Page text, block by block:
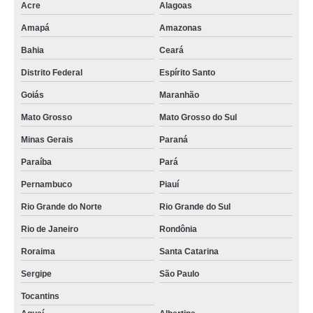
rastreador de carro portatil preço Piedade
rastreador para carro e moto São Gonçalo do Amarante
quanto custa rastreador para colocar em carro Elói Mendes
quanto custa rastreador via satélite para carros Estiva
rastreador para colocar em carro preço Centro
rastreador via satélite para carros Contagem
onde vende rastreador para carro e moto Caconde
onde vende rastreador de carro com escuta Itaitinga
rastreador de carro com escuta preço Goiás
quanto custa rastreador via satelite para carros Umuarama
rastreador de carro com escuta preço Goiás
Acre
Alagoas
Amapá Amazonas
Bahia Ceará
Distrito Federal Espírito Santo
Goiás Maranhão
Mato Grosso Mato Grosso do Sul
Minas Gerais Paraná
Paraíba Pará
Pernambuco Piauí
Rio Grande do Norte Rio Grande do Sul
Rio de Janeiro Rondônia
Roraima Santa Catarina
Sergipe São Paulo
Tocantins